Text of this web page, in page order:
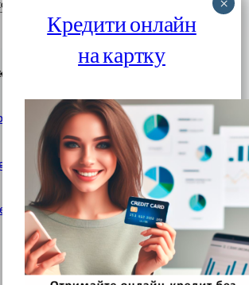
Завантажити
Фінанси IN UA
Кредити онлайн
на картку